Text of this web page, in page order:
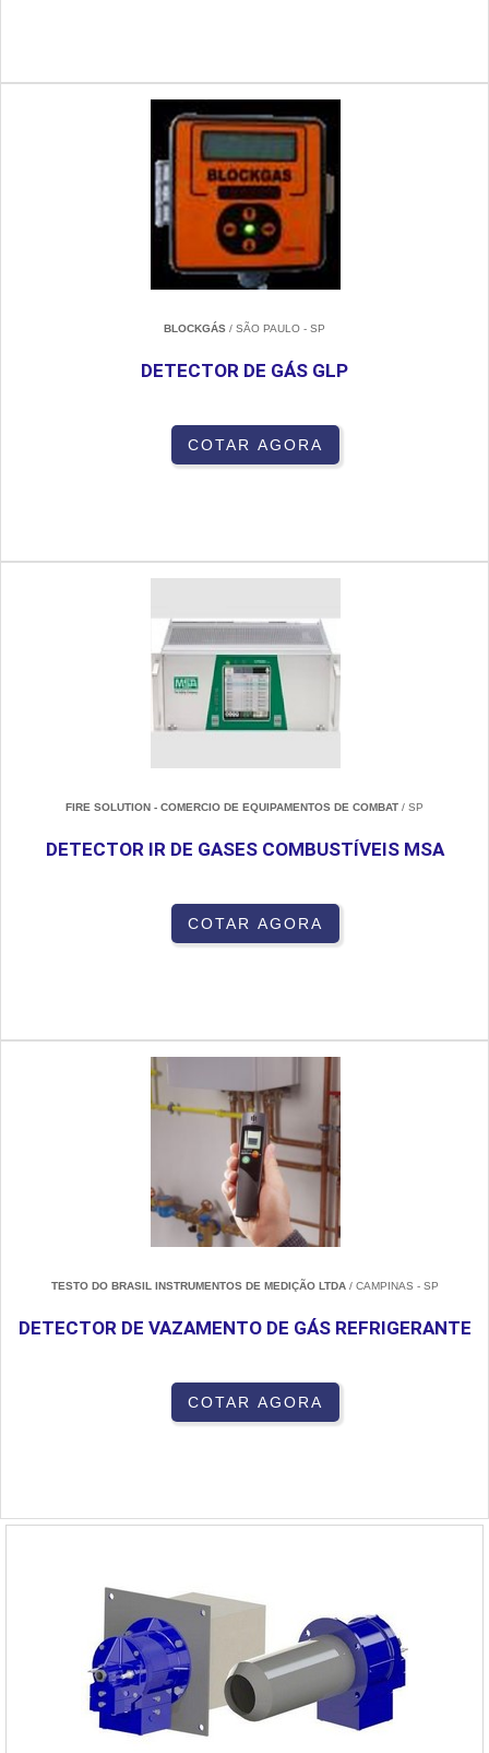
BLOCKGÁS / SÃO PAULO - SP
DETECTOR DE GÁS GLP
COTAR AGORA
FIRE SOLUTION - COMERCIO DE EQUIPAMENTOS DE COMBAT / SP
DETECTOR IR DE GASES COMBUSTÍVEIS MSA
COTAR AGORA
TESTO DO BRASIL INSTRUMENTOS DE MEDIÇÃO LTDA/ CAMPINAS - SP
DETECTOR DE VAZAMENTO DE GÁS REFRIGERANTE
COTAR AGORA